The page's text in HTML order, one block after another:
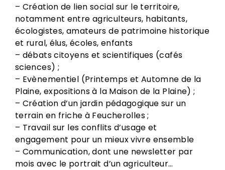
– Création de lien social sur le territoire,
notamment entre agriculteurs, habitants,
écologistes, amateurs de patrimoine historique
et rural, élus, écoles, enfants
– débats citoyens et scientifiques (cafés
sciences) ;
– Evènementiel (Printemps et Automne de la
Plaine, expositions à la Maison de la Plaine) ;
– Création d’un jardin pédagogique sur un
terrain en friche à Feucherolles ;
– Travail sur les conflits d’usage et
engagement pour un mieux vivre ensemble
– Communication, dont une newsletter par
mois avec le portrait d’un agriculteur…